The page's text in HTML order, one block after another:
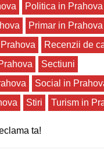
Politica in Prahova
Primar in Prahova
Recenzii de
Sectiuni
Social in
Stiri Turism in
ta!